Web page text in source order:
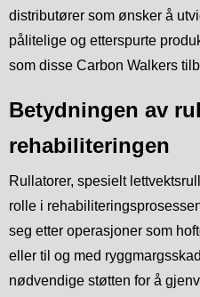
distributører som ønsker å
pålitelige og etterspurte
som disse Carbon Walkers
Betydningen av
rehabiliteringen
Rullatorer, spesielt
rolle i
seg etter operasjoner som
eller til og med
nødvendige støtten for å